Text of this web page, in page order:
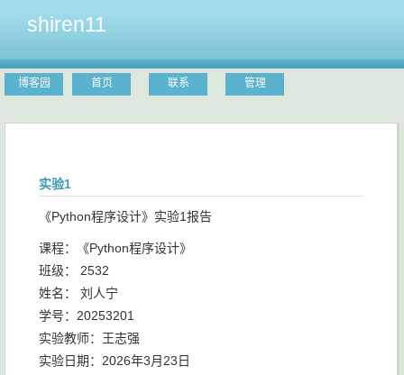
shiren11
博客园 首页 联系 管理
实验1
《Python程序设计》实验1报告
课程：《Python程序设计》
班级： 2532
姓名： 刘人宁
学号：20253201
实验教师：王志强
实验日期：2026年3月23日